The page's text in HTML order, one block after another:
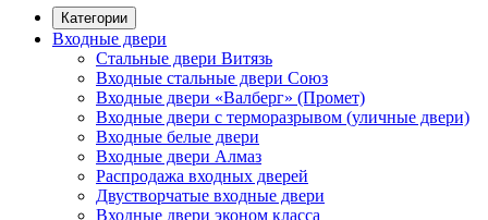
Категории
Входные двери
Стальные двери Витязь
Входные стальные двери Союз
Входные двери «Валберг» (Промет)
Входные двери с терморазрывом (уличные двери)
Входные белые двери
Входные двери Алмаз
Распродажа входных дверей
Двустворчатые входные двери
Входные двери эконом класса